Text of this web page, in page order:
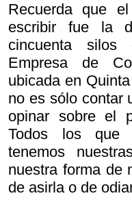
Recuerda que
escribir fue la
cincuenta
Empresa de
ubicada en
no es sólo contar
opinar sobre el
Todos los que
tenemos
nuestra forma de
de asirla o de